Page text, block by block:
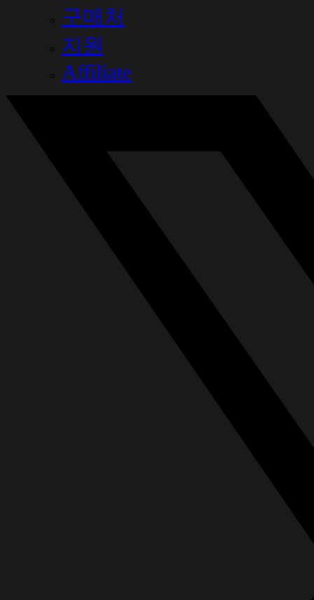
구매처
지원
Affiliate